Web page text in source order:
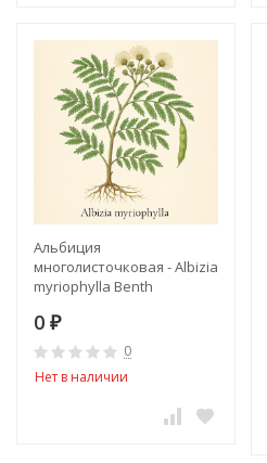
Альбиция
многолисточковая - Albizia
myriophylla Benth
0 ₽
0
Нет в наличии